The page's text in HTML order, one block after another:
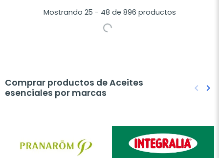
Mostrando 25 - 48 de 896 productos
Comprar productos de Aceites
esenciales por marcas
keyboard_arrow_left keyboard_arrow_right